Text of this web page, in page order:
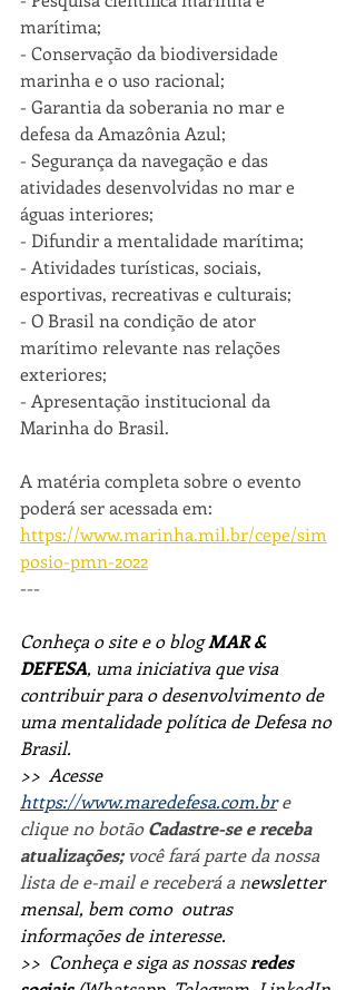
marítima;
- Conservação da biodiversidade
marinha e o uso racional;
- Garantia da soberania no mar e
defesa da Amazônia Azul;
- Segurança da navegação e das
atividades desenvolvidas no mar e
águas interiores;
- Difundir a mentalidade marítima;
- Atividades turísticas, sociais,
esportivas, recreativas e culturais;
- O Brasil na condição de ator
marítimo relevante nas relações
exteriores;
- Apresentação institucional da
Marinha do Brasil.
A matéria completa sobre o evento
poderá ser acessada em:
https://www.marinha.mil.br/cepe/sim
posio-pmn-2022
---
Conheça o site e o blog MAR &
DEFESA, uma iniciativa que visa
contribuir para o desenvolvimento de
uma mentalidade política de Defesa no
Brasil.
>>  Acesse
https://www.maredefesa.com.br e
clique no botão Cadastre-se e receba
atualizações; você fará parte da nossa
lista de e-mail e receberá a newsletter
mensal, bem como  outras
informações de interesse.
>>  Conheça e siga as nossas redes